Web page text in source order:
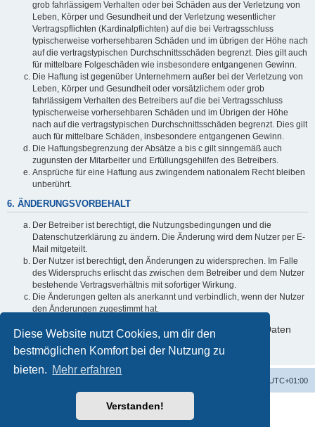
Diese Website nutzt Cookies, um dir den
bestmöglichen Komfort bei der Nutzung zu
bieten. Mehr erfahren
Verstanden!
o
grob fahrlässigem Verhalten oder bei Schäden aus der Verletzung von
Leben, Körper und Gesundheit und der Verletzung wesentlicher
Vertragspflichten (Kardinalpflichten) auf die bei Vertragsschluss
typischerweise vorhersehbaren Schäden und im übrigen der Höhe nach
auf die vertragstypischen Durchschnittsschäden begrenzt. Dies gilt auch
für mittelbare Folgeschäden wie insbesondere entgangenen Gewinn.
Die Haftung ist gegenüber Unternehmern außer bei der Verletzung von
Leben, Körper und Gesundheit oder vorsätzlichem oder grob
fahrlässigem Verhalten des Betreibers auf die bei Vertragsschluss
typischerweise vorhersehbaren Schäden und im Übrigen der Höhe
nach auf die vertragstypischen Durchschnittsschäden begrenzt. Dies gilt
auch für mittelbare Schäden, insbesondere entgangenen Gewinn.
Die Haftungsbegrenzung der Absätze a bis c gilt sinngemäß auch
zugunsten der Mitarbeiter und Erfüllungsgehilfen des Betreibers.
Ansprüche für eine Haftung aus zwingendem nationalem Recht bleiben
unberührt.
6. ÄNDERUNGSVORBEHALT
Der Betreiber ist berechtigt, die Nutzungsbedingungen und die
Datenschutzerklärung zu ändern. Die Änderung wird dem Nutzer per E-
Mail mitgeteilt.
Der Nutzer ist berechtigt, den Änderungen zu widersprechen. Im Falle
des Widerspruchs erlischt das zwischen dem Betreiber und dem Nutzer
bestehende Vertragsverhältnis mit sofortiger Wirkung.
Die Änderungen gelten als anerkannt und verbindlich, wenn der Nutzer
den Änderungen zugestimmt hat.
Informationen über den Umgang mit deinen persönlichen Daten
sind in der Datenschutzerklärung enthalten.
UTC+01:00
Powered byphpBB® Forum Software © phpBB Limited
phpBB.de